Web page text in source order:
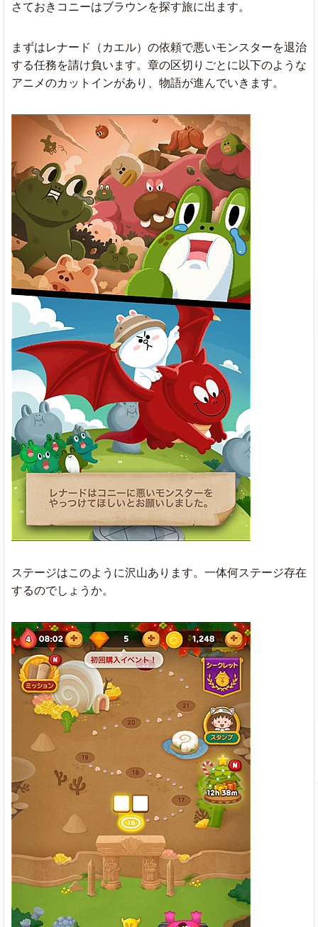
さておきコニーはブラウンを探す旅に出ます。
まずはレナード（カエル）の依頼で悪いモンスターを退治
する任務を請け負います。章の区切りごとに以下のような
アニメのカットインがあり、物語が進んでいきます。
ステージはこのように沢山あります。一体何ステージ存在
するのでしょうか。